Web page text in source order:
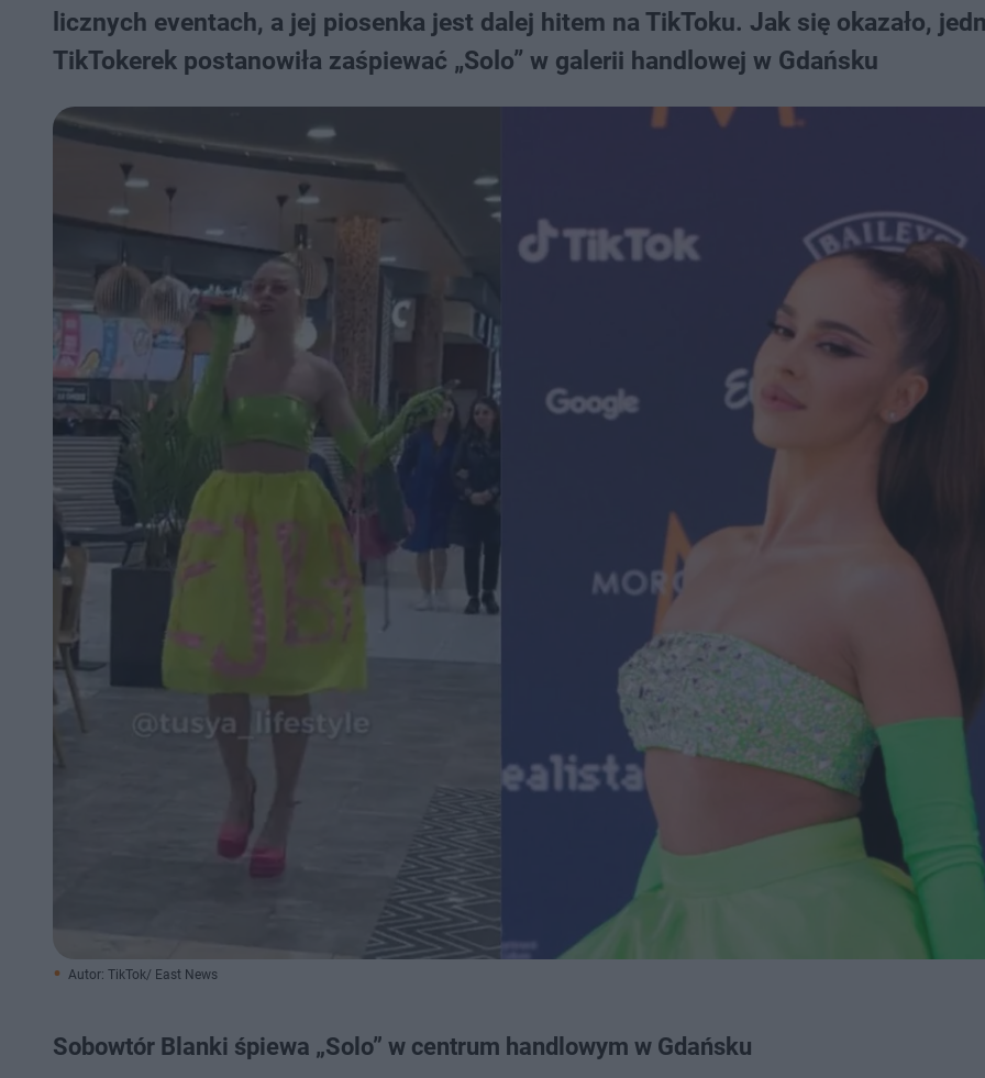
licznych eventach, a jej piosenka jest dalej hitem na TikToku. Jak się okazało,
TikTokerek postanowiła zaśpiewać „Solo” w galerii handlowej w Gdańsku
Autor: TikTok/ East News
Sobowtór Blanki śpiewa „Solo” w centrum handlowym w Gdańsku